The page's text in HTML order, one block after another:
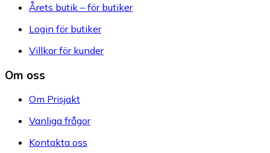
Årets butik – för butiker
Login för butiker
Villkor för kunder
Om oss
Om Prisjakt
Vanliga frågor
Kontakta oss